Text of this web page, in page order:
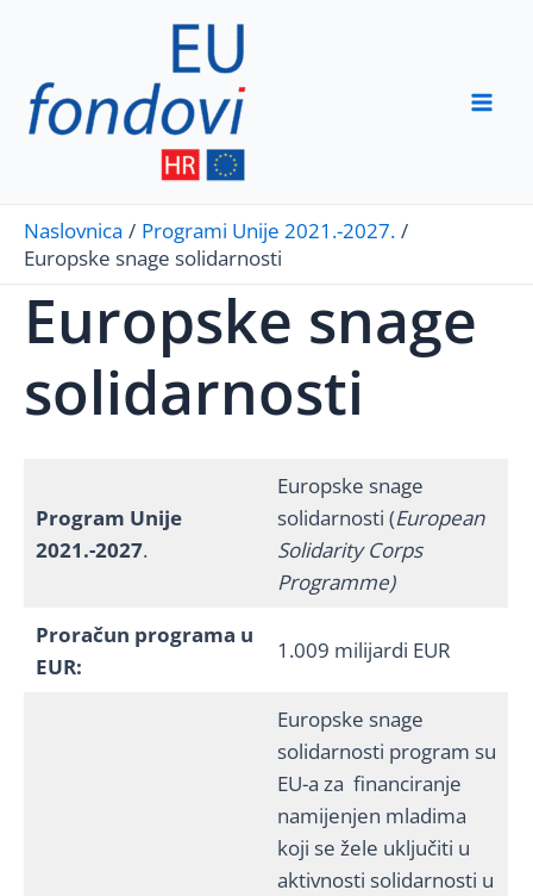
content
Naslovnica
Programi Unije 2021.-2027.
Europske snage solidarnosti
Europske snage
solidarnosti
Program Unije
2021.-2027.
Europske snage
solidarnosti (European
Solidarity Corps
Programme)
Proračun programa u
EUR:
1.009 milijardi EUR
Europske snage
solidarnosti program su
EU-a za financiranje
namijenjen mladima
koji se žele uključiti u
aktivnosti solidarnosti u